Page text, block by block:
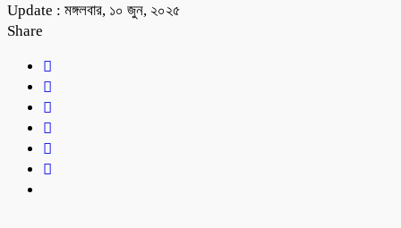
Update : মঙ্গলবার, ১০ জুন, ২০২৫
Share